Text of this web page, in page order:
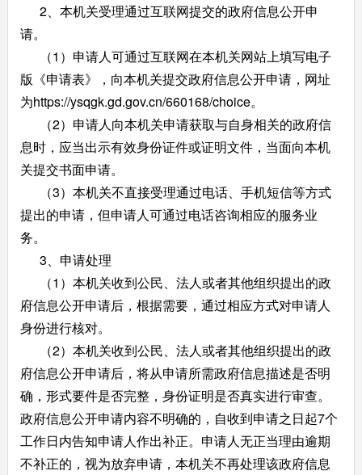
2、本机关受理通过互联网提交的政府信息公开申
请。
（1）申请人可通过互联网在本机关网站上填写电子
版《申请表》，向本机关提交政府信息公开申请，网址
为https://ysqgk.gd.gov.cn/660168/choice。
（2）申请人向本机关申请获取与自身相关的政府信
息时，应当出示有效身份证件或证明文件，当面向本机
关提交书面申请。
（3）本机关不直接受理通过电话、手机短信等方式
提出的申请，但申请人可通过电话咨询相应的服务业
务。
3、申请处理
（1）本机关收到公民、法人或者其他组织提出的政
府信息公开申请后，根据需要，通过相应方式对申请人
身份进行核对。
（2）本机关收到公民、法人或者其他组织提出的政
府信息公开申请后，将从申请所需政府信息描述是否明
确，形式要件是否完整，身份证明是否真实进行审查。
政府信息公开申请内容不明确的，自收到申请之日起7个
工作日内告知申请人作出补正。申请人无正当理由逾期
不补正的，视为放弃申请，本机关不再处理该政府信息